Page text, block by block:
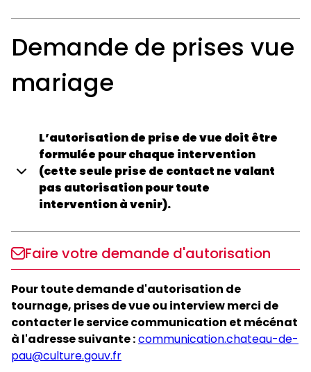
La demande devra comporter les éléments
suivants :
Informations relatives au demandeur
• nom de la structure, société de production, média
• coordonnées complètes (adresse, téléphone,
email)
• présentation succincte de la structure.
Présentation du projet :
• nature du projet (documentaire, reportage,
émission, film institutionnel, contenu digital,
photographie, etc.)
• synopsis ou note d’intention
• objectif des prises de vue ou des interviews
• mode et supports de diffusion envisagés.
Informations relatives au tournage ou aux
prises de vue :
Demande de prises vue
mariage
L’autorisation de prise de vue doit être
formulée pour chaque intervention
(cette seule prise de contact ne valant
pas autorisation pour toute
intervention à venir).
Toutes demandes de prises de vue de mariage
doivent parvenir 15 jours avant par mail au
service communication et mécénat à l’adresse
suivante : julie.clement@culture.gouv.fr
- Préciser date et heure d’arrivée et estimation de la
durée de prise de vue.
- Sur cette demande d’autorisation, doivent
Faire votre demande d'autorisation
Pour toute demande d'autorisation de
tournage, prises de vue ou interview merci de
contacter le service communication et mécénat
à l'adresse suivante :communication.chateau-de-
pau@culture.gouv.fr